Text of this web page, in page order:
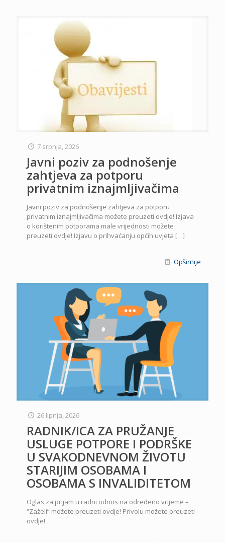
7 srpnja, 2026
Javni poziv za podnošenje
zahtjeva za potporu
privatnim iznajmljivačima
Javni poziv za podnošenje zahtjeva za potporu
privatnim iznajmljivačima možete preuzeti ovdje! Izjava
o korištenim potporama male vrijednosti možete
preuzeti ovdje! Izjavu o prihvaćanju općih uvjeta […]
Opširnije
26 lipnja, 2026
RADNIK/ICA ZA PRUŽANJE
USLUGE POTPORE I PODRŠKE
U SVAKODNEVNOM ŽIVOTU
STARIJIM OSOBAMA I
OSOBAMA S INVALIDITETOM
Oglas za prijam u radni odnos na određeno vrijeme –
“Zaželi” možete preuzeti ovdje! Privolu možete preuzeti
ovdje!